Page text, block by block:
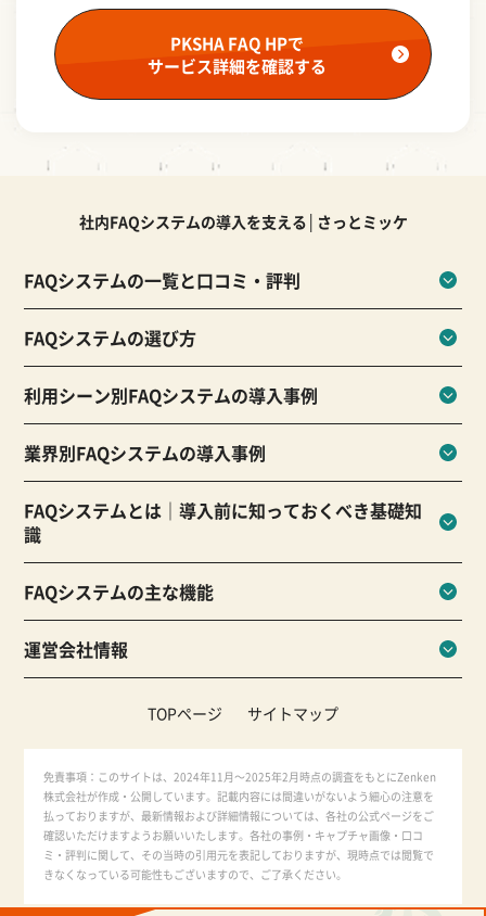
PKSHA FAQ HPで
サービス詳細を確認する
社内FAQシステムの導入を支える│さっとミッケ
FAQシステムの一覧と口コミ・評判
FAQシステムの選び方
利用シーン別FAQシステムの導入事例
業界別FAQシステムの導入事例
FAQシステムとは｜導入前に知っておくべき基礎知
識
FAQシステムの主な機能
運営会社情報
TOPページ サイトマップ
免責事項：このサイトは、2024年11月～2025年2月時点の調査をもとにZenken
株式会社が作成・公開しています。記載内容には間違いがないよう細心の注意を
払っておりますが、最新情報および詳細情報については、各社の公式ページをご
確認いただけますようお願いいたします。各社の事例・キャプチャ画像・口コ
ミ・評判に関して、その当時の引用元を表記しておりますが、現時点では閲覧で
きなくなっている可能性もございますので、ご了承ください。